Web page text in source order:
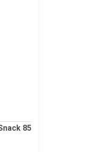
85